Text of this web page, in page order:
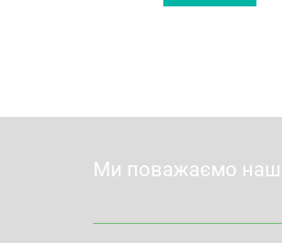
1'920 грн.
Ми поважаємо